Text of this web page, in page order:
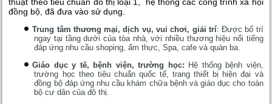
đồng bộ, đã đưa vào sử dụng.
Trung tâm thương mại, dịch vụ, vui chơi, giải trí: Được bố trí
ngay tại tầng dưới của tòa nhà, với nhiều thương hiệu nổi tiếng
đáp ứng nhu cầu shoping, ẩm thực, Spa, cafe và quán ba.
Giáo dục y tế, bệnh viện, trường học: Hệ thống bệnh viện,
trường học theo tiêu chuẩn quốc tế, trang thiết bị hiện đại và
đồng bộ đáp ứng nhu cầu khám chữa bệnh và giáo dục cho toàn
bộ cư dân của đô thị.